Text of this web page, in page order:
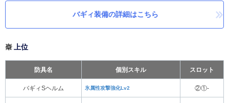
バギィ装備の詳細はこちら
上位
防具名 個別スキル スロット
バギィSヘルム 氷属性攻撃強化Lv2 ②①-